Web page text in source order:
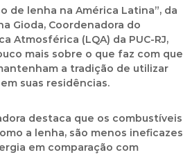
de lenha na América Latina”, da
Gioda, Coordenadora do
Atmosférica (LQA) da PUC-RJ,
mais sobre o que faz com que
a tradição de utilizar
suas residências.
destaca que os combustíveis
a lenha, são menos ineficazes
em comparação com